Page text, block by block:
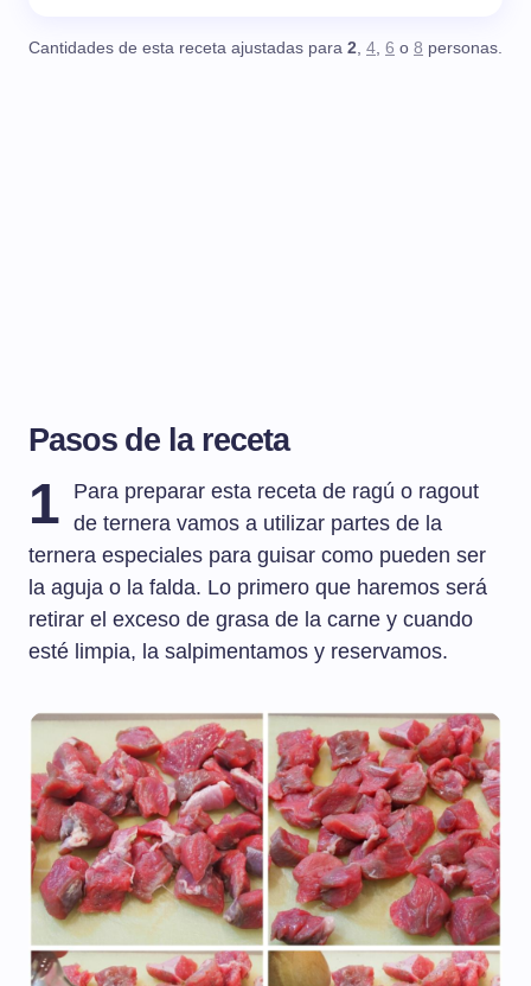
Cantidades de esta receta ajustadas para 2, 4, 6 o 8 personas.
Pasos de la receta
1
Para preparar esta receta de ragú o ragout
de ternera vamos a utilizar partes de la
ternera especiales para guisar como pueden ser
la aguja o la falda. Lo primero que haremos será
retirar el exceso de grasa de la carne y cuando
esté limpia, la salpimentamos y reservamos.